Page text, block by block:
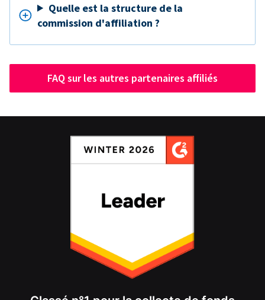
Quelle est la structure de la
commission d'affiliation ?
FAQ sur les autres partenaires affiliés